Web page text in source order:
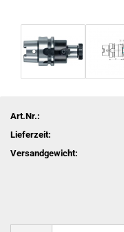
Art.Nr.:
Lieferzeit:
Versandgewicht: